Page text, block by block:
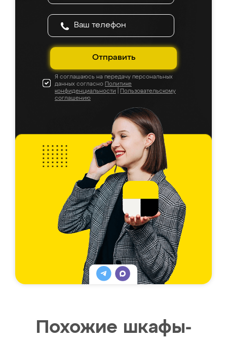
Отправить
Я соглашаюсь на передачу персональных
данных согласно Политике
конфиденциальности
Пользовательскому
соглашению
Похожие шкафы-